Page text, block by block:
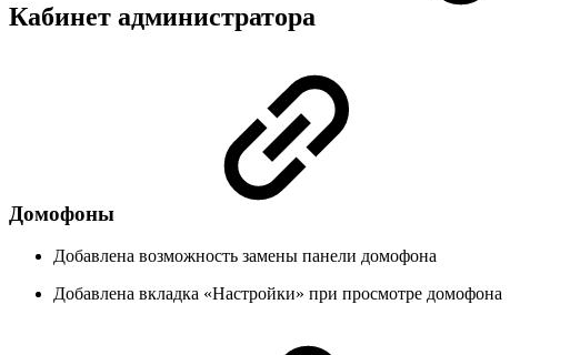
Кабинет администратора
Домофоны
Добавлена возможность замены панели домофона
Добавлена вкладка «Настройки» при просмотре домофона